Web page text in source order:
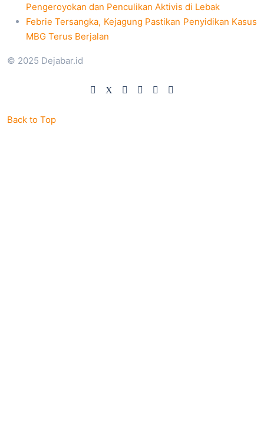
Pengeroyokan dan Penculikan Aktivis di Lebak
Febrie Tersangka, Kejagung Pastikan Penyidikan Kasus
MBG Terus Berjalan
© 2025 Dejabar.id
Back to Top